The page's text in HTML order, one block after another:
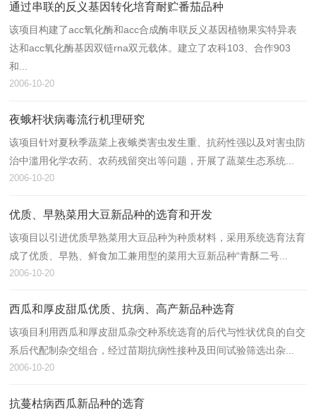
通过串联的反义基因转化培育耐贮番茄品种
该项目构建了acc氧化酶和acc合成酶串联反义基因植物果实特异表
达和acc氧化酶基因双链rna双元载体。建立了农科103、合作903
和...
2006-10-20
夜蛾杆状病毒流行机理研究
该项目针对夏秋季蔬菜上夜蛾类害虫发生重、抗药性强以及对害虫防
治中滥用化学农药、农药残留突出等问题，开展了蔬菜生态系统...
2006-10-20
优质、早熟菜用大豆新品种的选育和开发
该项目以引进优质早熟菜用大豆品种为种质材料，采用系统选育法育
成了优质、早熟、鲜食加工兼用型的菜用大豆新品种“青酥二号...
2006-10-20
西瓜和厚皮甜瓜优质、抗病、高产新品种选育
该项目利用西瓜和厚皮甜瓜杂交种系统选育的后代与性状优良的自交
系后代配制杂交组合，经过苗期抗病性接种及田间试验筛选出杂...
2006-10-20
抗蔓枯病西瓜新品种的选育